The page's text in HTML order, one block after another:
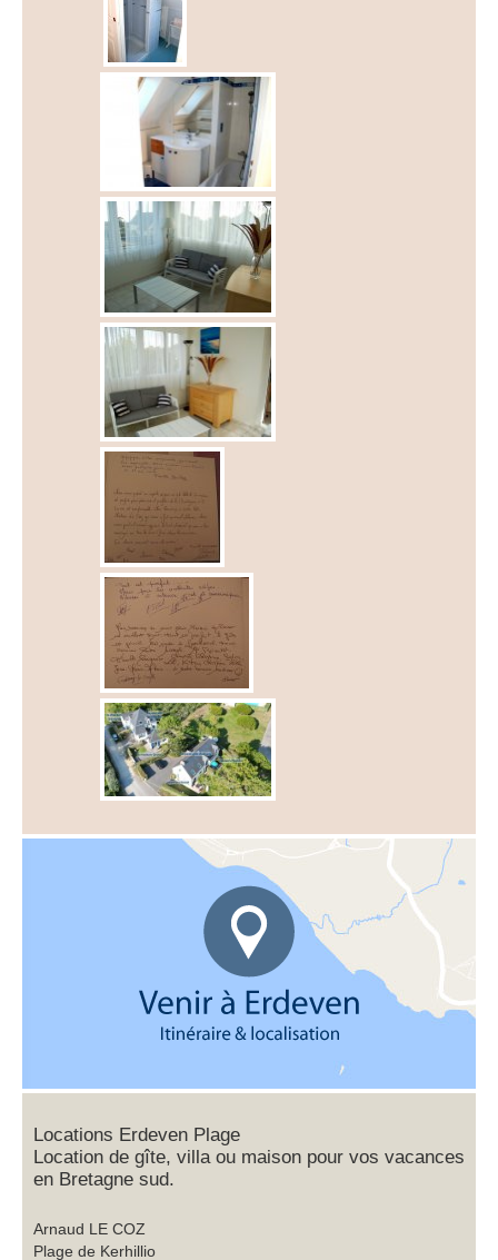
Locations Erdeven Plage
Location de gîte, villa ou maison pour vos vacances
en Bretagne sud.
Arnaud LE COZ
Plage de Kerhillio